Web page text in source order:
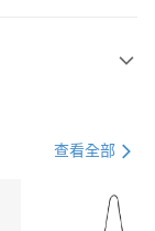
21家銀行
查看全部